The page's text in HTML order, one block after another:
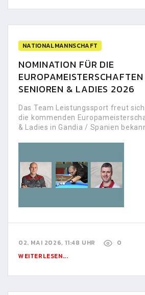
NATIONALMANNSCHAFT
NOMINATION FÜR DIE
SENIOREN & LADIES 2026
Das Team Leistungssport freut
die kommenden
& Ladies in Gandia / Spanien
02. MAI 2026, 11:48 UHR
0
WEITERLESEN...